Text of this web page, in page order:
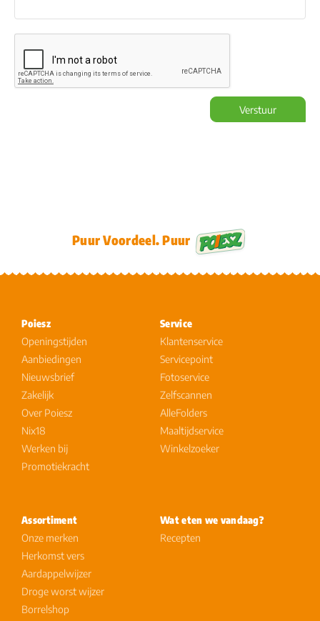
Verstuur
Puur Voordeel. Puur
Poiesz
Openingstijden
Aanbiedingen
Nieuwsbrief
Zakelijk
Over Poiesz
Nix18
Werken bij
Promotiekracht
Service
Klantenservice
Servicepoint
Fotoservice
Zelfscannen
AlleFolders
Maaltijdservice
Winkelzoeker
Assortiment
Onze merken
Herkomst vers
Aardappelwijzer
Droge worst wijzer
Borrelshop
Wat eten we vandaag?
Recepten